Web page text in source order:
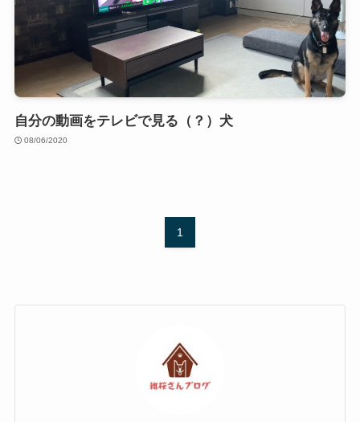
自分の動画をテレビで見る（？）犬
08/06/2020
1